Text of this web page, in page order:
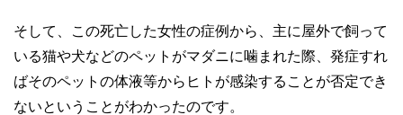
そして、この死亡した女性の症例から、主に屋外で飼って
いる猫や犬などのペットがマダニに噛まれた際、発症すれ
ばそのペットの体液等からヒトが感染することが否定でき
ないということがわかったのです。